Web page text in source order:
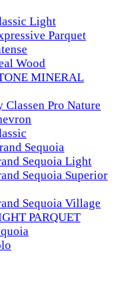
Light
Parquet
Wood
MINERAL
Pro Nature
Sequoia
Sequoia Light
Sequoia Superior
Sequoia Village
PARQUET